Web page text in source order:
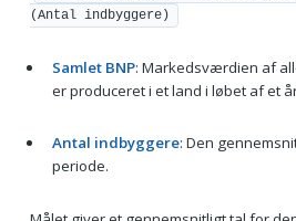
(Antal indbyggere)
Samlet BNP: Markedsværdien af
er produceret i et land i løbet af et
Antal indbyggere: Den
periode.